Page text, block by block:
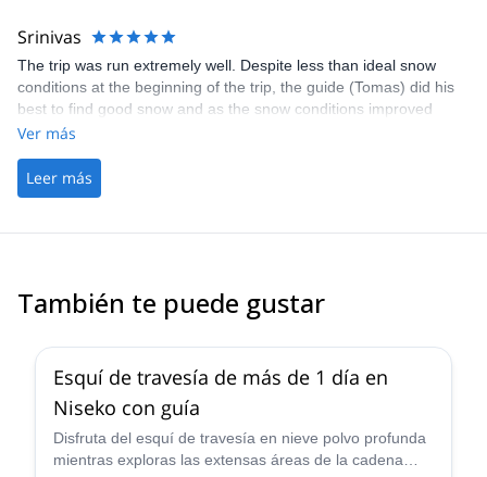
Srinivas
The trip was run extremely well. Despite less than ideal snow
conditions at the beginning of the trip, the guide (Tomas) did his
best to find good snow and as the snow conditions improved
through the week, we got a better taste of Japow that Hokkaido is
Ver más
Leer más
También te puede gustar
Esquí de travesía de más de 1 día en
Niseko con guía
Disfruta del esquí de travesía en nieve polvo profunda
mientras exploras las extensas áreas de la cadena